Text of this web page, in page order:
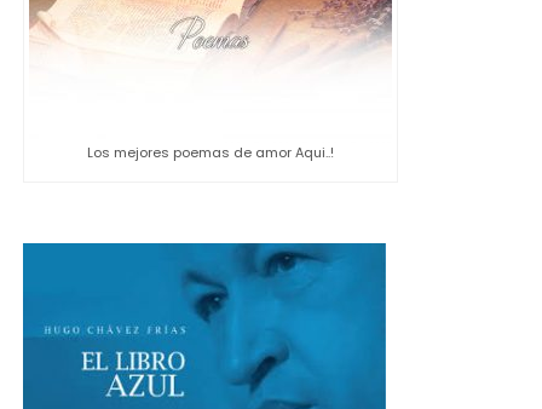
Los mejores poemas de amor Aqui..!